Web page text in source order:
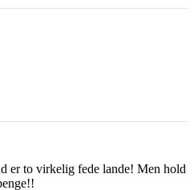
er to virkelig fede lande! Men hold